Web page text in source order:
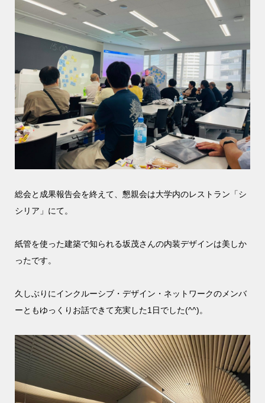
総会と成果報告会を終えて、懇親会は大学内のレストラン「シ
シリア」にて。
紙管を使った建築で知られる坂茂さんの内装デザインは美しか
ったです。
久しぶりにインクルーシブ・デザイン・ネットワークのメンバ
ーともゆっくりお話できて充実した1日でした(^^)。